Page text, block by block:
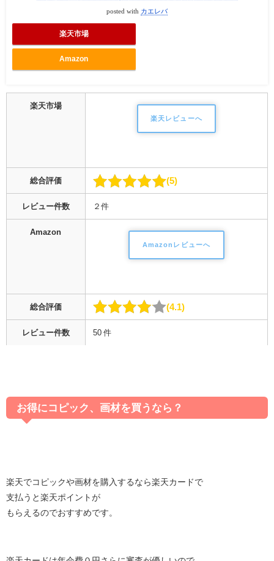
posted with カエレバ
楽天市場
Amazon
楽天市場
楽天レビューへ
総合評価 5
レビュー件数 ２件
Amazon
Amazonレビューへ
総合評価 4.1
レビュー件数 50 件
お得にコピック、画材を買うなら？
楽天でコピックや画材を購入するなら楽天カードで
支払うと楽天ポイントが
もらえるのでおすすめです。